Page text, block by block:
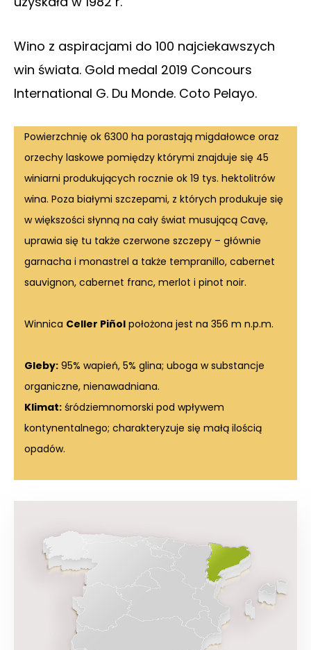
Wino z aspiracjami do 100 najciekawszych
win świata. Gold medal 2019 Concours
International G. Du Monde. Coto Pelayo.
Powierzchnię ok 6300 ha porastają migdałowce oraz
orzechy laskowe pomiędzy którymi znajduje się 45
winiarni produkujących rocznie ok 19 tys. hektolitrów
wina. Poza białymi szczepami, z których produkuje się
w większości słynną na cały świat musującą Cavę,
uprawia się tu także czerwone szczepy – głównie
garnacha i monastrel a także tempranillo, cabernet
sauvignon, cabernet franc, merlot i pinot noir.
Winnica Celler Piñol położona jest na 356 m n.p.m.
Gleby: 95% wapień, 5% glina; uboga w substancje
organiczne, nienawadniana.
Klimat: śródziemnomorski pod wpływem
kontynentalnego; charakteryzuje się małą ilością
opadów.